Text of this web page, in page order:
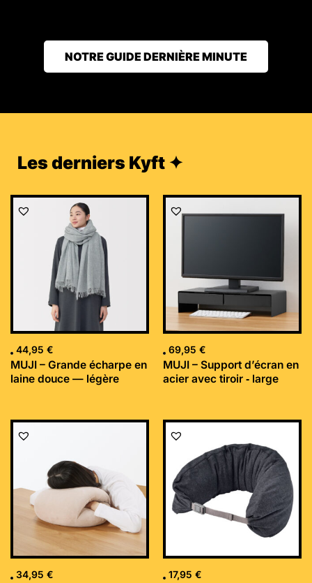
NOTRE GUIDE DERNIÈRE MINUTE
Les derniers Kyft ✦
44,95 €
MUJI – Grande écharpe en
laine douce — légère
69,95 €
MUJI – Support d’écran en
acier avec tiroir ‐ large
34,95 € 17,95 €